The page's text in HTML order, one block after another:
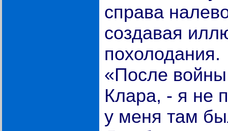
справа
создавая
похолодания.
«После
Клара, - я не
у меня там